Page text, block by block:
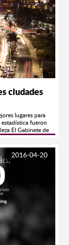
Lobos >Marinos,
informó sobre la
podrán tener
de mar, pepinos de
para ofrecer.
Acuario, lo hagan,
$85 y Adultos
credencial del
Visita nuestra
ciudades
lugares para
fueron
El Gabinete de
peores ciudades
edición de “Las
complementar
de los centros
de 30 mil 400
junio y el 7 de
esta estadística
en la ciudad,
y diversión,
históricos,
y calidad de vida
los siguientes…
al lograr una
2016-04-20